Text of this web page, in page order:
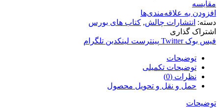
مقایسه
افزودن به علاقه‌مندی‌ها
دسته: انتشارات چالش, کتاب های بورس
اشتراک گذاری
فیس بوک Twitter پینترست لینکدین تلگرام
توضیحات
توضیحات تکمیلی
نظرات (0)
حمل و نقل و تحویل محصول
توضیحات